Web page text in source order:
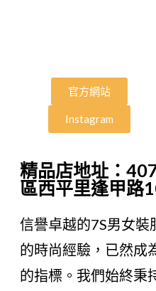
官方網站
Instagram
精品店地址：
區西平里逢甲路
信譽卓越的7S男女裝
的時尚經驗，已然成
的指標。我們始終秉